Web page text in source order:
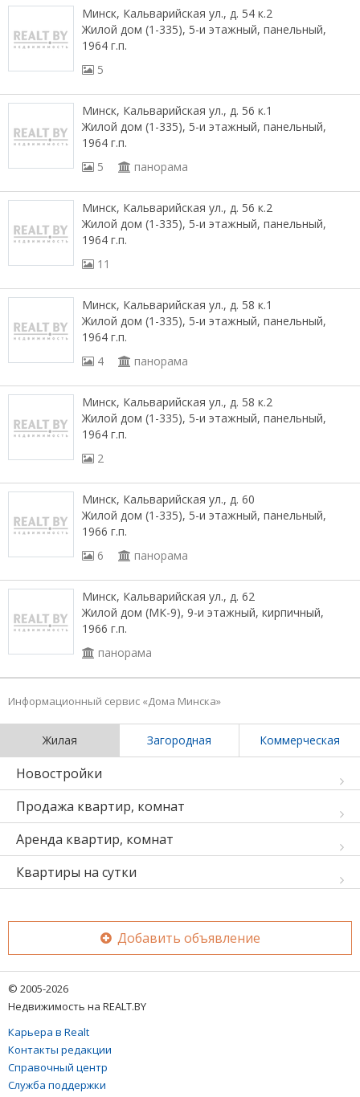
Минск, Кальварийская ул., д. 54 к.2
Жилой дом (1-335), 5-и этажный, панельный,
1964 г.п.
5
Минск, Кальварийская ул., д. 56 к.1
Жилой дом (1-335), 5-и этажный, панельный,
1964 г.п.
5
панорама
Минск, Кальварийская ул., д. 56 к.2
Жилой дом (1-335), 5-и этажный, панельный,
1964 г.п.
11
Минск, Кальварийская ул., д. 58 к.1
Жилой дом (1-335), 5-и этажный, панельный,
1964 г.п.
4
панорама
Минск, Кальварийская ул., д. 58 к.2
Жилой дом (1-335), 5-и этажный, панельный,
1964 г.п.
2
Минск, Кальварийская ул., д. 60
Жилой дом (1-335), 5-и этажный, панельный,
1966 г.п.
6
панорама
Минск, Кальварийская ул., д. 62
Жилой дом (МК-9), 9-и этажный, кирпичный,
1966 г.п.
панорама
Информационный сервис «Дома Минска»
Жилая Загородная Коммерческая
Новостройки
Продажа квартир, комнат
Аренда квартир, комнат
Квартиры на сутки
Добавить объявление
© 2005-2026
Недвижимость на REALT.BY
Карьера в Realt
Контакты редакции
Справочный центр
Служба поддержки